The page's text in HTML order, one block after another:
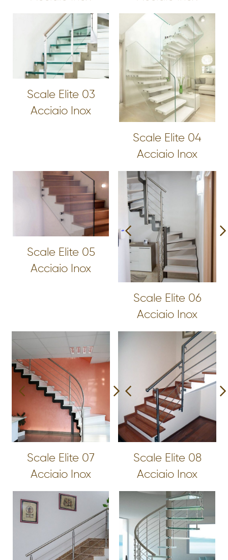
Scale Elite 03
Acciaio Inox
Scale Elite 04
Acciaio Inox
Scale Elite 05
Acciaio Inox
Scale Elite 06
Acciaio Inox
Scale Elite 07
Acciaio Inox
Scale Elite 08
Acciaio Inox